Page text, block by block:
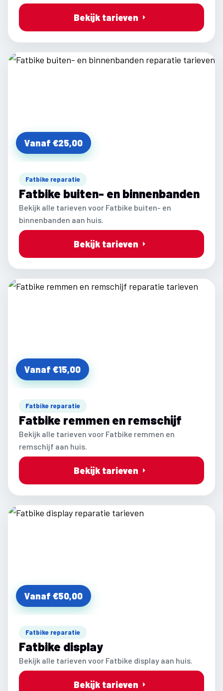
Bekijk tarieven
Vanaf €25,00
Fatbike reparatie
Fatbike buiten- en binnenbanden
Bekijk alle tarieven voor Fatbike buiten- en
binnenbanden aan huis.
Bekijk tarieven
Vanaf €15,00
Fatbike reparatie
Fatbike remmen en remschijf
Bekijk alle tarieven voor Fatbike remmen en
remschijf aan huis.
Bekijk tarieven
Vanaf €50,00
Fatbike reparatie
Fatbike display
Bekijk alle tarieven voor Fatbike display aan huis.
Bekijk tarieven